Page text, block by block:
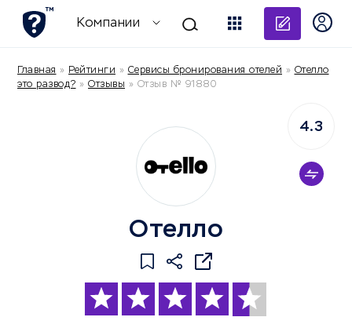
Компании
Главная » Рейтинги » Сервисы бронирования отелей » Отелло
это развод? » Отзывы » Отзыв № 91880
Отелло
4.3